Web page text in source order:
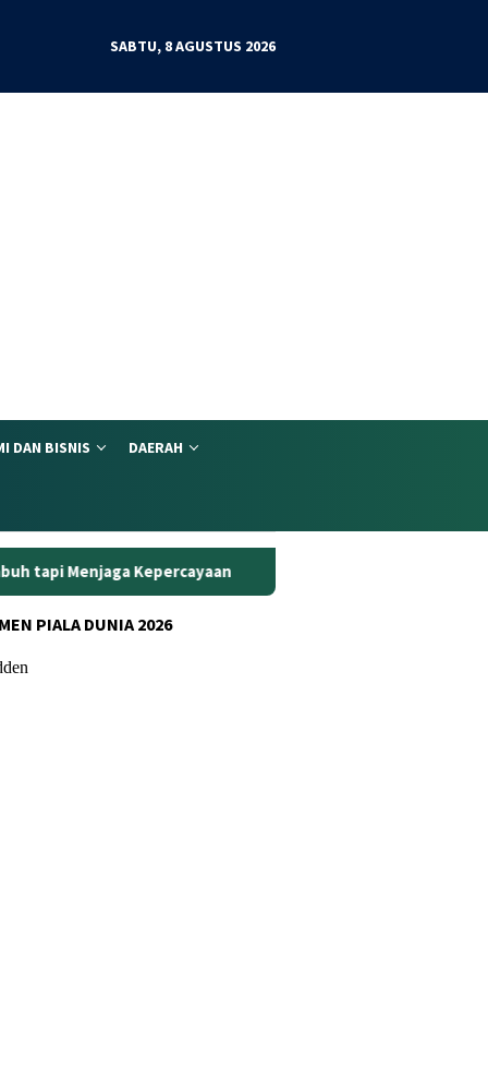
SABTU, 8 AGUSTUS 2026
DAN BISNIS DAERAH
Curanmor di Oko Laundry Jambi: Satu Ambil
PIALA DUNIA 2026